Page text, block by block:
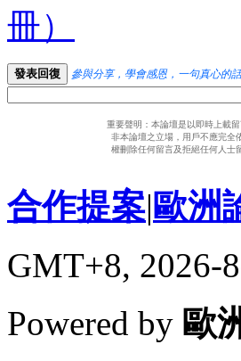
冊）
發表回復 參與分享，學會感恩，一句真心的
重要聲明：本論壇是以即時上載
非本論壇之立場，用戶不應完全
權刪除任何留言及拒絕任何人士
合作提案|歐洲
GMT+8, 2026-
Powered by 歐